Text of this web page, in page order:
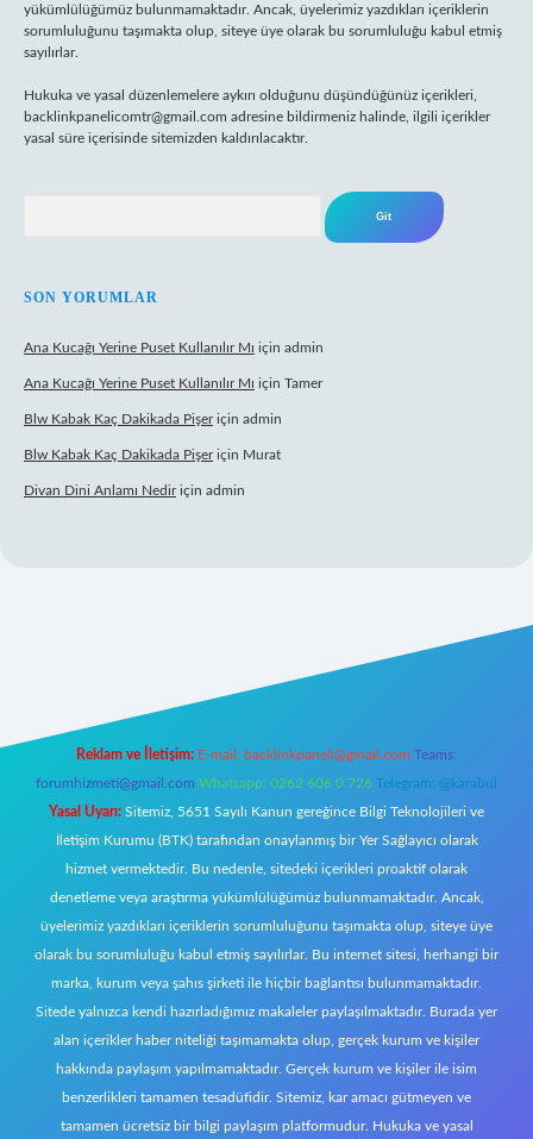
yükümlülüğümüz bulunmamaktadır. Ancak, üyelerimiz yazdıkları içeriklerin
sorumluluğunu taşımakta olup, siteye üye olarak bu sorumluluğu kabul etmiş
sayılırlar.
Hukuka ve yasal düzenlemelere aykırı olduğunu düşündüğünüz içerikleri,
backlinkpanelicomtr@gmail.com adresine bildirmeniz halinde, ilgili içerikler
yasal süre içerisinde sitemizden kaldırılacaktır.
SON YORUMLAR
Ana Kucağı Yerine Puset Kullanılır Mı için admin
Ana Kucağı Yerine Puset Kullanılır Mı için Tamer
Blw Kabak Kaç Dakikada Pişeriçin admin
Blw Kabak Kaç Dakikada Pişeriçin Murat
Divan Dini Anlamı Nediriçin admin
Reklam ve İletişim: E-mail: backlinkpaneli@gmail.com Teams:
forumhizmeti@gmail.com Whatsapp: 0262 606 0 726 Telegram: @karabul
Yasal Uyarı: Sitemiz, 5651 Sayılı Kanun gereğince Bilgi Teknolojileri ve
İletişim Kurumu (BTK) tarafından onaylanmış bir Yer Sağlayıcı olarak
hizmet vermektedir. Bu nedenle, sitedeki içerikleri proaktif olarak
denetleme veya araştırma yükümlülüğümüz bulunmamaktadır. Ancak,
üyelerimiz yazdıkları içeriklerin sorumluluğunu taşımakta olup, siteye üye
olarak bu sorumluluğu kabul etmiş sayılırlar. Bu internet sitesi, herhangi bir
marka, kurum veya şahıs şirketi ile hiçbir bağlantısı bulunmamaktadır.
Sitede yalnızca kendi hazırladığımız makaleler paylaşılmaktadır. Burada yer
alan içerikler haber niteliği taşımamakta olup, gerçek kurum ve kişiler
hakkında paylaşım yapılmamaktadır. Gerçek kurum ve kişiler ile isim
benzerlikleri tamamen tesadüfidir. Sitemiz, kar amacı gütmeyen ve
tamamen ücretsiz bir bilgi paylaşım platformudur. Hukuka ve yasal